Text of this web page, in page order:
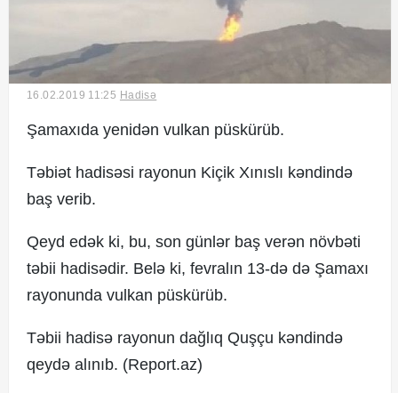
Şou-biznes
Created by Netservice.az
16.02.2019 11:25 Hadisə
Şamaxıda yenidən vulkan püskürüb.
Təbiət hadisəsi rayonun Kiçik Xınıslı kəndində
baş verib.
Qeyd edək ki, bu, son günlər baş verən növbəti
təbii hadisədir. Belə ki, fevralın 13-də də Şamaxı
rayonunda vulkan püskürüb.
Təbii hadisə rayonun dağlıq Quşçu kəndində
qeydə alınıb. (Report.az)